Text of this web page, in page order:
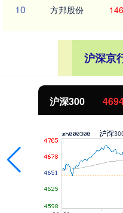
10 方邦股份
沪深京
沪深300